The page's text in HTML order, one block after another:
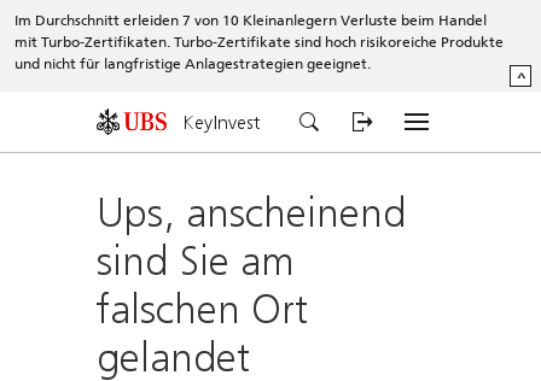
Im Durchschnitt erleiden 7 von 10 Kleinanlegern Verluste beim Handel
mit Turbo-Zertifikaten. Turbo-Zertifikate sind hoch risikoreiche Produkte
und nicht für langfristige Anlagestrategien geeignet.
^
KeyInvest
Ups, anscheinend
sind Sie am
falschen Ort
gelandet